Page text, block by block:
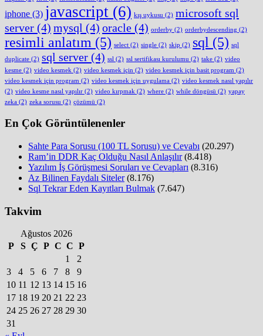
iphone (3) javascript (6) kış uykusu (2) microsoft sql
server (4) mysql (4) oracle (4) orderby (2) orderbydescending (2)
resimli anlatım (5) select (2) single (2) skip (2) sql (5) sql
duplicate (2) sql server (4) ssl (2) ssl sertifikası kurulumu (2) take (2) video
kesme (2) video kesmek (2) video kesmek için (2) video kesmek için basit program (2)
video kesmek için program (2) video kesmek için uygulama (2) video kesmek nasıl yapılır
(2) video kesme nasıl yapılır (2) video kırpmak (2) where (2) while döngüsü (2) yapay
zeka (2) zeka sorusu (2) çözümü (2)
En Çok Görüntülenenler
Sahte Para Sorusu (100 TL Sorusu) ve Cevabı (20.297)
Ram’in DDR Kaç Olduğu Nasıl Anlaşılır (8.418)
Yazılım İş Görüşmesi Soruları ve Cevapları (8.316)
Az Bilinen Faydalı Siteler (8.176)
Sql Tekrar Eden Kayıtları Bulmak (7.647)
Takvim
Ağustos 2026
P
S Ç P C C P
1
2
3
4 5 6 7 8
9
10 11 12 13 14 15 16
17 18 19 20 21 22 23
24 25 26 27 28 29 30
31